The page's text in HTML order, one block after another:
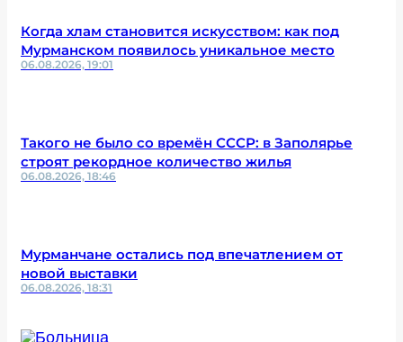
Когда хлам становится искусством: как под
Мурманском появилось уникальное место
06.08.2026, 19:01
Такого не было со времён СССР: в Заполярье
строят рекордное количество жилья
06.08.2026, 18:46
Мурманчане остались под впечатлением от
новой выставки
06.08.2026, 18:31